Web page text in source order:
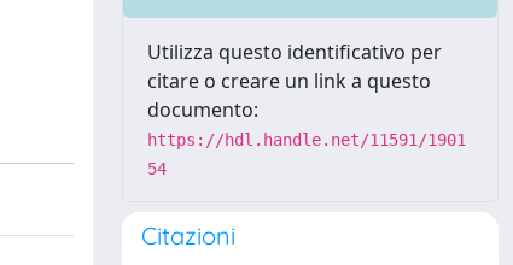
Utilizza questo identificativo per
citare o creare un link a questo
documento:
https://hdl.handle.net/11591/1901
54
Citazioni